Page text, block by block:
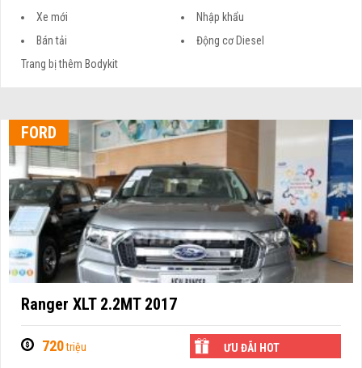
Xe mới
Nhập khẩu
Bán tải
Động cơ Diesel
Trang bị thêm Bodykit
FORD
Ranger XLT 2.2MT 2017
720triệu ƯU ĐÃI HOT